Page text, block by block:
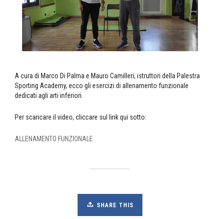
A cura di Marco Di Palma e Mauro Camilleri, istruttori della Palestra
Sporting Academy, ecco gli esercizi di allenamento funzionale
dedicati agli arti inferiori.
Per scaricare il video, cliccare sul link qui sotto:
ALLENAMENTO FUNZIONALE
SHARE THIS